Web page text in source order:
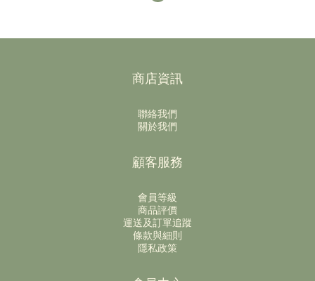
商店資訊
聯絡我們
關於我們
顧客服務
會員等級
商品評價
運送及訂單追蹤
條款與細則
隱私政策